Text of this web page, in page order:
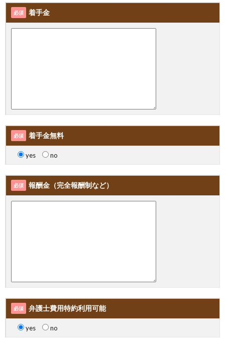
必須 着手金
必須 着手金無料
yes no
必須 報酬金（完全報酬制など）
必須 弁護士費用特約利用可能
yes no